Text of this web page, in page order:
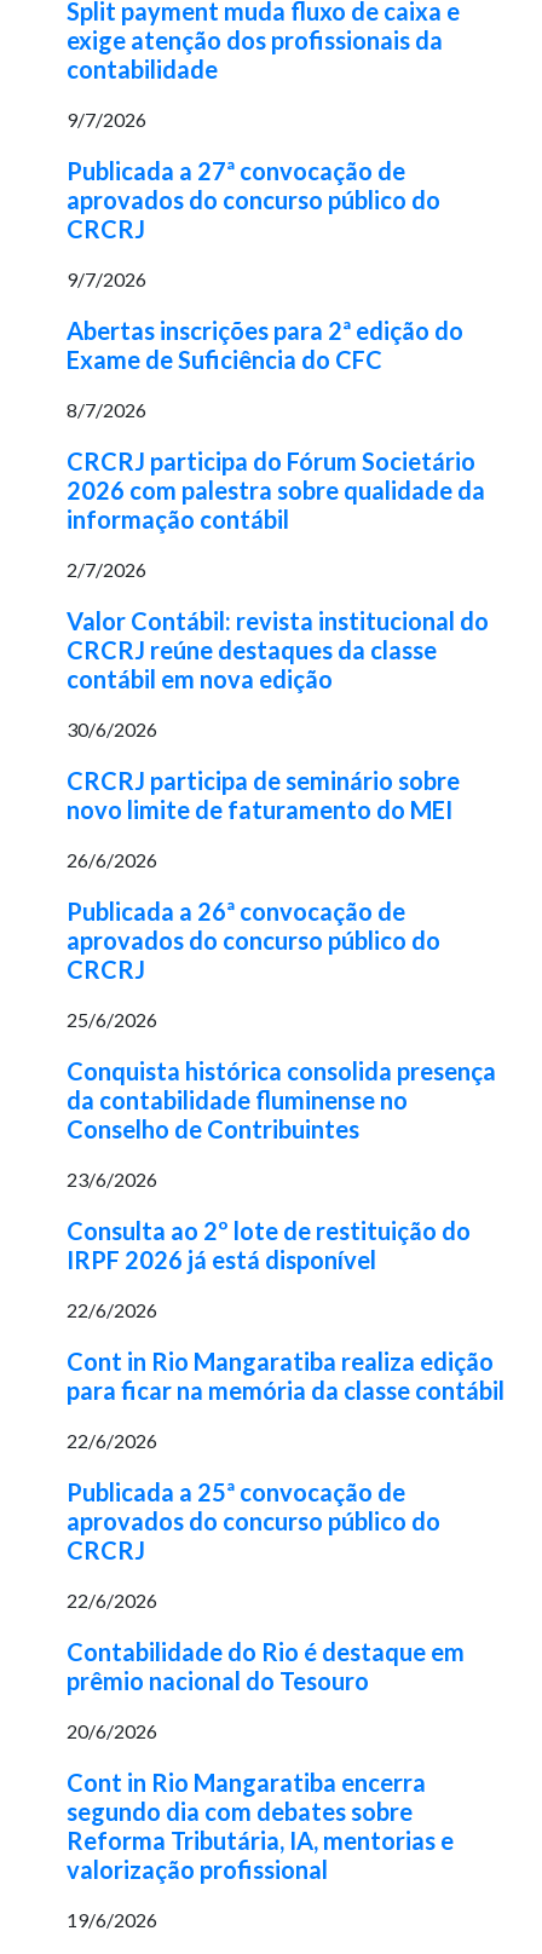
Split payment muda fluxo de caixa e
exige atenção dos profissionais da
contabilidade
9/7/2026
Publicada a 27ª convocação de
aprovados do concurso público do
CRCRJ
9/7/2026
Abertas inscrições para 2ª edição do
Exame de Suficiência do CFC
8/7/2026
CRCRJ participa do Fórum Societário
2026 com palestra sobre qualidade da
informação contábil
2/7/2026
Valor Contábil: revista institucional do
CRCRJ reúne destaques da classe
contábil em nova edição
30/6/2026
CRCRJ participa de seminário sobre
novo limite de faturamento do MEI
26/6/2026
Publicada a 26ª convocação de
aprovados do concurso público do
CRCRJ
25/6/2026
Conquista histórica consolida presença
da contabilidade fluminense no
Conselho de Contribuintes
23/6/2026
Consulta ao 2º lote de restituição do
IRPF 2026 já está disponível
22/6/2026
Cont in Rio Mangaratiba realiza edição
para ficar na memória da classe contábil
22/6/2026
Publicada a 25ª convocação de
aprovados do concurso público do
CRCRJ
22/6/2026
Contabilidade do Rio é destaque em
prêmio nacional do Tesouro
20/6/2026
Cont in Rio Mangaratiba encerra
segundo dia com debates sobre
Reforma Tributária, IA, mentorias e
valorização profissional
19/6/2026